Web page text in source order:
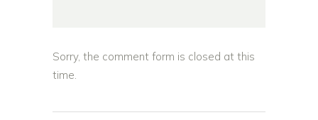
Sorry, the comment form is closed at this
time.